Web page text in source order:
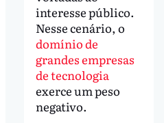
interesse público.
Nesse cenário, o
domínio de
grandes empresas
de tecnologia
exerce um peso
negativo.